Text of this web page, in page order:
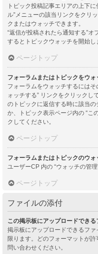
トピック投稿記事エリアの上下
ル”メニューの該当リンクをクリ
クまたはウォッチできます。
“返信が投稿されたら通知する”
するとトピックウォッチを開始し
ページトップ
フォーラムまたはトピックをウォ
フォーラムをウォッチするには
ォッチする” リンクをクリックし
のトピックに返信する時に該当
か、トピック表示ページ内の “こ
クしてください。
ページトップ
フォーラムまたはトピックのウォ
ユーザーCP 内の “ウォッチの管
ページトップ
ファイルの添付
この掲示板にアップロードできる
掲示板にアップロードできるフ
限ります。どのフォーマットが
問い合わせください。